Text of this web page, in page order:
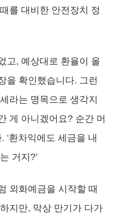
를 대비한 안전장치 정
고, 예상대로 환율이 올
을 확인했습니다. 그런
라는 명목으로 생각지
게 아니겠어요? 순간 머
‘환차익에도 세금을 내
거지?’
외화예금을 시작할 때
지만, 막상 만기가 다가